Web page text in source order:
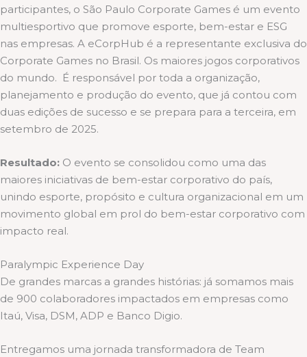
participantes, o São Paulo Corporate Games é um evento
multiesportivo que promove esporte, bem-estar e ESG
nas empresas. A eCorpHub é a representante exclusiva do
Corporate Games no Brasil. Os maiores jogos corporativos
do mundo. É responsável por toda a organização,
planejamento e produção do evento, que já contou com
duas edições de sucesso e se prepara para a terceira, em
setembro de 2025.
Resultado: O evento se consolidou como uma das
maiores iniciativas de bem-estar corporativo do país,
unindo esporte, propósito e cultura organizacional em um
movimento global em prol do bem-estar corporativo com
impacto real.
Paralympic Experience Day
De grandes marcas a grandes histórias: já somamos mais
de 900 colaboradores impactados em empresas como
Itaú, Visa, DSM, ADP e Banco Digio.
Entregamos uma jornada transformadora de Team